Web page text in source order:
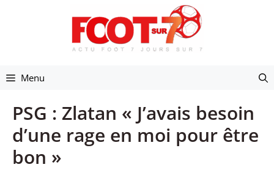
Menu
PSG : Zlatan « J’avais besoin
d’une rage en moi pour être
bon »